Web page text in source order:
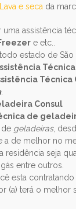
Lava e secada
assistência
e etc..
estado de
Técnica
Técnica
.
Consul
de
geladeiras,
de melhor no
residência seja
entre outros.
esta
(a) terá o melhor